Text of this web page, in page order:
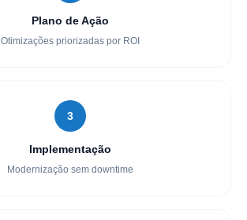
Plano de Ação
Otimizações priorizadas por ROI
3
Implementação
Modernização sem downtime